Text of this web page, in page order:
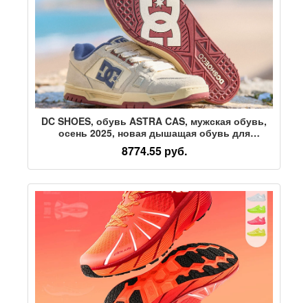
DC SHOES, обувь ASTRA CAS, мужская обувь,
осень 2025, новая дышащая обувь для
скейтборда, мужская повседневная обувь,
мужская
8774.55 руб.